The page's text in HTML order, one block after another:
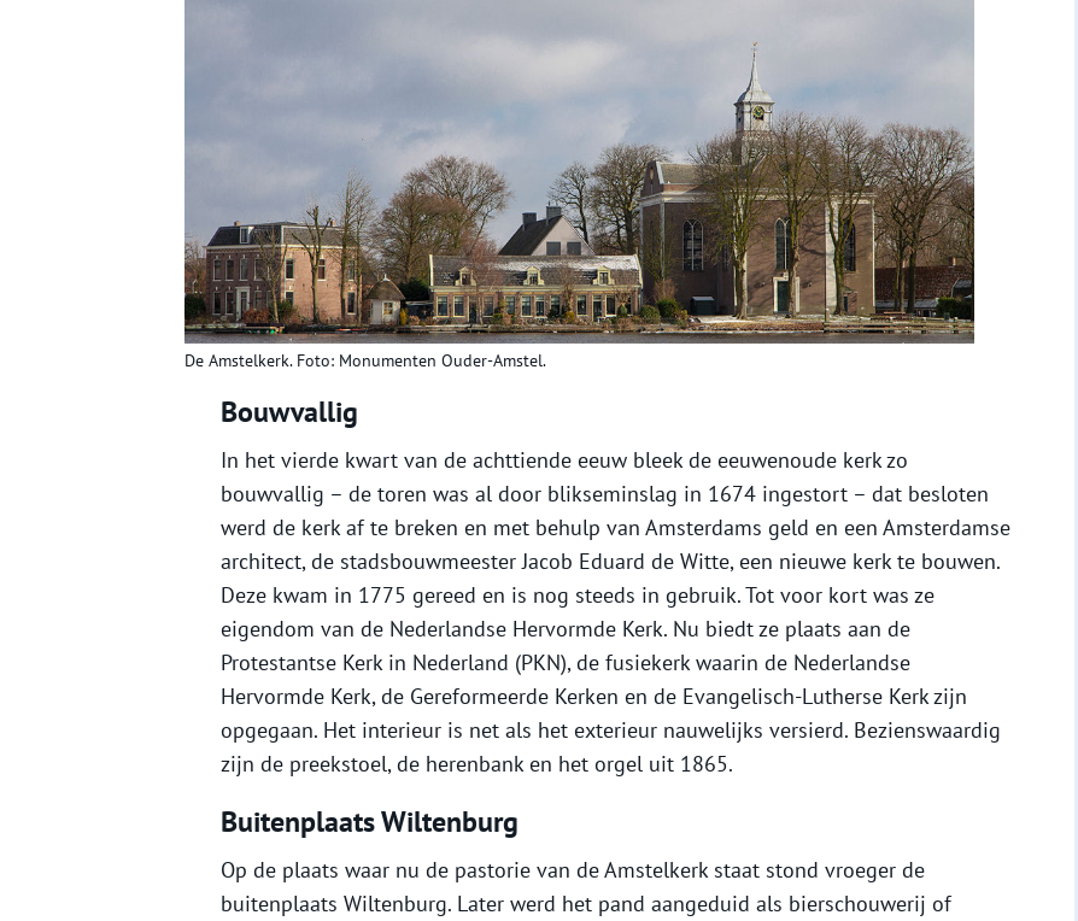
De Amstelkerk. Foto: Monumenten Ouder-Amstel.
Bouwvallig
In het vierde kwart van de achttiende eeuw bleek de eeuwenoude kerk zo
bouwvallig – de toren was al door blikseminslag in 1674 ingestort – dat besloten
werd de kerk af te breken en met behulp van Amsterdams geld en een Amsterdamse
architect, de stadsbouwmeester Jacob Eduard de Witte, een nieuwe kerk te bouwen.
Deze kwam in 1775 gereed en is nog steeds in gebruik. Tot voor kort was ze
eigendom van de Nederlandse Hervormde Kerk. Nu biedt ze plaats aan de
Protestantse Kerk in Nederland (PKN), de fusiekerk waarin de Nederlandse
Hervormde Kerk, de Gereformeerde Kerken en de Evangelisch-Lutherse Kerk zijn
opgegaan. Het interieur is net als het exterieur nauwelijks versierd. Bezienswaardig
zijn de preekstoel, de herenbank en het orgel uit 1865.
Buitenplaats Wiltenburg
Op de plaats waar nu de pastorie van de Amstelkerk staat stond vroeger de
buitenplaats Wiltenburg. Later werd het pand aangeduid als bierschouwerij of